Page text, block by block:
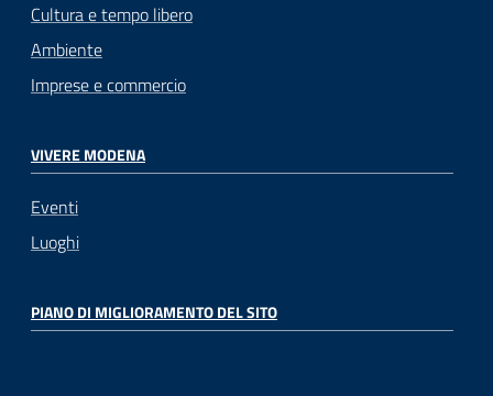
Cultura e tempo libero
Ambiente
Imprese e commercio
VIVERE MODENA
Eventi
Luoghi
PIANO DI MIGLIORAMENTO DEL SITO